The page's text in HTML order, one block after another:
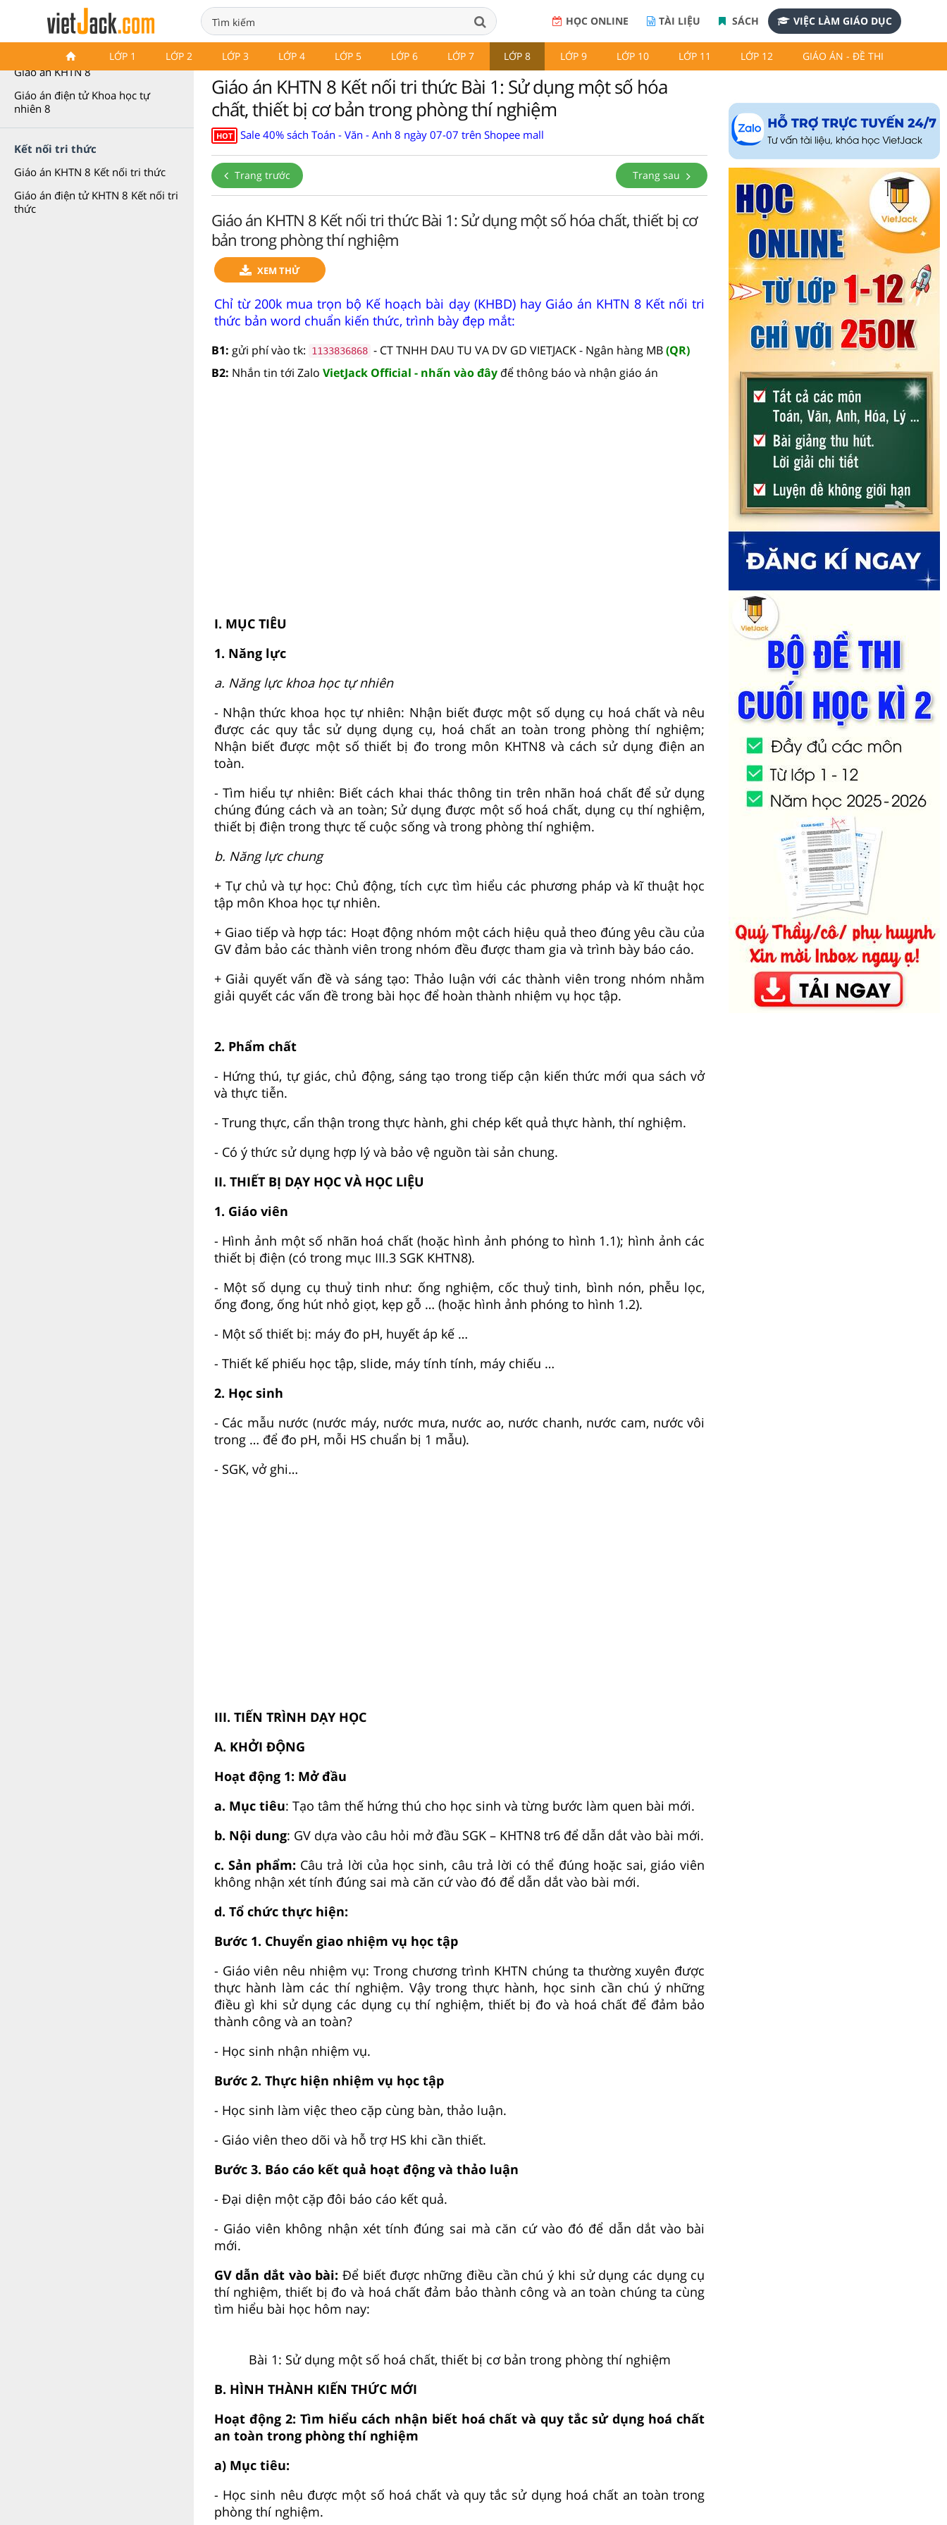
HỌC ONLINE TÀI LIỆU SÁCH VIỆC LÀM GIÁO DỤC
LỚP 1 LỚP 2 LỚP 3 LỚP 4 LỚP 5 LỚP 6 LỚP 7 LỚP 8 LỚP 9 LỚP 10 LỚP 11 LỚP 12 GIÁO ÁN - ĐỀ THI
Giáo án Khoa học tự nhiên 8
Giáo án KHTN 8
Giáo án điện tử Khoa học tự
nhiên 8
Kết nối tri thức
Giáo án KHTN 8 Kết nối tri thức
Giáo án điện tử KHTN 8 Kết nối tri
thức
Giáo án KHTN 8 Kết nối tri thức Bài 1: Sử dụng một số hóa
chất, thiết bị cơ bản trong phòng thí nghiệm
HOT Sale 40% sách Toán - Văn - Anh 8 ngày 07-07 trên Shopee mall
Trang trước Trang sau
Giáo án KHTN 8 Kết nối tri thức Bài 1: Sử dụng một số hóa chất, thiết bị cơ
bản trong phòng thí nghiệm
XEM THỬ
Chỉ từ 200k mua trọn bộ Kế hoạch bài dạy (KHBD) hay Giáo án KHTN 8 Kết nối tri
thức bản word chuẩn kiến thức, trình bày đẹp mắt:
B1: gửi phí vào tk: 1133836868 - CT TNHH DAU TU VA DV GD VIETJACK - Ngân hàng MB(QR)
B2: Nhắn tin tới Zalo VietJack Official - nhấn vào đây để thông báo và nhận giáo án
I. MỤC TIÊU
1. Năng lực
a. Năng lực khoa học tự nhiên
- Nhận thức khoa học tự nhiên: Nhận biết được một số dụng cụ hoá chất và nêu
được các quy tắc sử dụng dụng cụ, hoá chất an toàn trong phòng thí nghiệm;
Nhận biết được một số thiết bị đo trong môn KHTN8 và cách sử dụng điện an
toàn.
- Tìm hiểu tự nhiên: Biết cách khai thác thông tin trên nhãn hoá chất để sử dụng
chúng đúng cách và an toàn; Sử dụng được một số hoá chất, dụng cụ thí nghiệm,
thiết bị điện trong thực tế cuộc sống và trong phòng thí nghiệm.
b. Năng lực chung
+ Tự chủ và tự học: Chủ động, tích cực tìm hiểu các phương pháp và kĩ thuật học
tập môn Khoa học tự nhiên.
+ Giao tiếp và hợp tác: Hoạt động nhóm một cách hiệu quả theo đúng yêu cầu của
GV đảm bảo các thành viên trong nhóm đều được tham gia và trình bày báo cáo.
+ Giải quyết vấn đề và sáng tạo: Thảo luận với các thành viên trong nhóm nhằm
giải quyết các vấn đề trong bài học để hoàn thành nhiệm vụ học tập.
2. Phẩm chất
- Hứng thú, tự giác, chủ động, sáng tạo trong tiếp cận kiến thức mới qua sách vở
và thực tiễn.
- Trung thực, cẩn thận trong thực hành, ghi chép kết quả thực hành, thí nghiệm.
- Có ý thức sử dụng hợp lý và bảo vệ nguồn tài sản chung.
II. THIẾT BỊ DẠY HỌC VÀ HỌC LIỆU
1. Giáo viên
- Hình ảnh một số nhãn hoá chất (hoặc hình ảnh phóng to hình 1.1); hình ảnh các
thiết bị điện (có trong mục III.3 SGK KHTN8).
- Một số dụng cụ thuỷ tinh như: ống nghiệm, cốc thuỷ tinh, bình nón, phễu lọc,
ống đong, ống hút nhỏ giọt, kẹp gỗ … (hoặc hình ảnh phóng to hình 1.2).
- Một số thiết bị: máy đo pH, huyết áp kế …
- Thiết kế phiếu học tập, slide, máy tính tính, máy chiếu …
2. Học sinh
- Các mẫu nước (nước máy, nước mưa, nước ao, nước chanh, nước cam, nước vôi
trong … để đo pH, mỗi HS chuẩn bị 1 mẫu).
- SGK, vở ghi…
III. TIẾN TRÌNH DẠY HỌC
A. KHỞI ĐỘNG
Hoạt động 1: Mở đầu
a. Mục tiêu: Tạo tâm thế hứng thú cho học sinh và từng bước làm quen bài mới.
b. Nội dung: GV dựa vào câu hỏi mở đầu SGK – KHTN8 tr6 để dẫn dắt vào bài mới.
c. Sản phẩm: Câu trả lời của học sinh, câu trả lời có thể đúng hoặc sai, giáo viên
không nhận xét tính đúng sai mà căn cứ vào đó để dẫn dắt vào bài mới.
d. Tổ chức thực hiện:
Bước 1. Chuyển giao nhiệm vụ học tập
- Giáo viên nêu nhiệm vụ: Trong chương trình KHTN chúng ta thường xuyên được
thực hành làm các thí nghiệm. Vậy trong thực hành, học sinh cần chú ý những
điều gì khi sử dụng các dụng cụ thí nghiệm, thiết bị đo và hoá chất để đảm bảo
thành công và an toàn?
- Học sinh nhận nhiệm vụ.
Bước 2. Thực hiện nhiệm vụ học tập
- Học sinh làm việc theo cặp cùng bàn, thảo luận.
- Giáo viên theo dõi và hỗ trợ HS khi cần thiết.
Bước 3. Báo cáo kết quả hoạt động và thảo luận
- Đại diện một cặp đôi báo cáo kết quả.
- Giáo viên không nhận xét tính đúng sai mà căn cứ vào đó để dẫn dắt vào bài
mới.
GV dẫn dắt vào bài: Để biết được những điều cần chú ý khi sử dụng các dụng cụ
thí nghiệm, thiết bị đo và hoá chất đảm bảo thành công và an toàn chúng ta cùng
tìm hiểu bài học hôm nay:
Bài 1: Sử dụng một số hoá chất, thiết bị cơ bản trong phòng thí nghiệm
B. HÌNH THÀNH KIẾN THỨC MỚI
Hoạt động 2: Tìm hiểu cách nhận biết hoá chất và quy tắc sử dụng hoá chất
an toàn trong phòng thí nghiệm
a) Mục tiêu:
- Học sinh nêu được một số hoá chất và quy tắc sử dụng hoá chất an toàn trong
phòng thí nghiệm.